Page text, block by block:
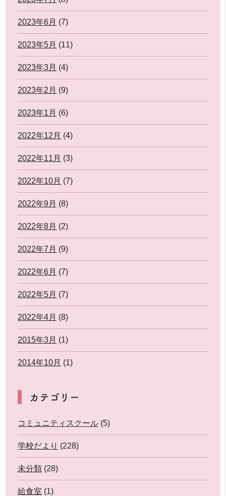
2023年6月 (7)
2023年5月 (11)
2023年3月 (4)
2023年2月 (9)
2023年1月 (6)
2022年12月 (4)
2022年11月 (3)
2022年10月 (7)
2022年9月 (8)
2022年8月 (2)
2022年7月 (9)
2022年6月 (7)
2022年5月 (7)
2022年4月 (8)
2015年3月 (1)
2014年10月 (1)
カテゴリー
コミュニティスクール (5)
学校だより (228)
未分類 (28)
給食室 (1)